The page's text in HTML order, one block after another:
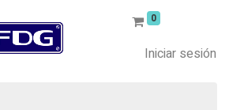
0
Iniciar sesión